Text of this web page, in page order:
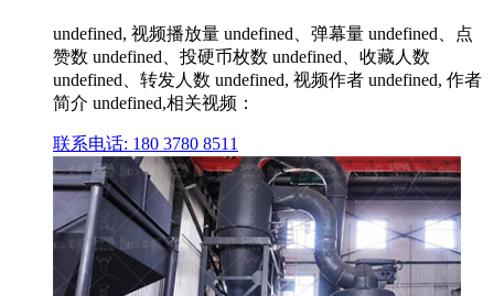
undefined, 视频播放量 undefined、弹幕量 undefined、点
赞数 undefined、投硬币枚数 undefined、收藏人数
undefined、转发人数 undefined, 视频作者 undefined, 作者
简介 undefined,相关视频：
联系电话: 180 3780 8511